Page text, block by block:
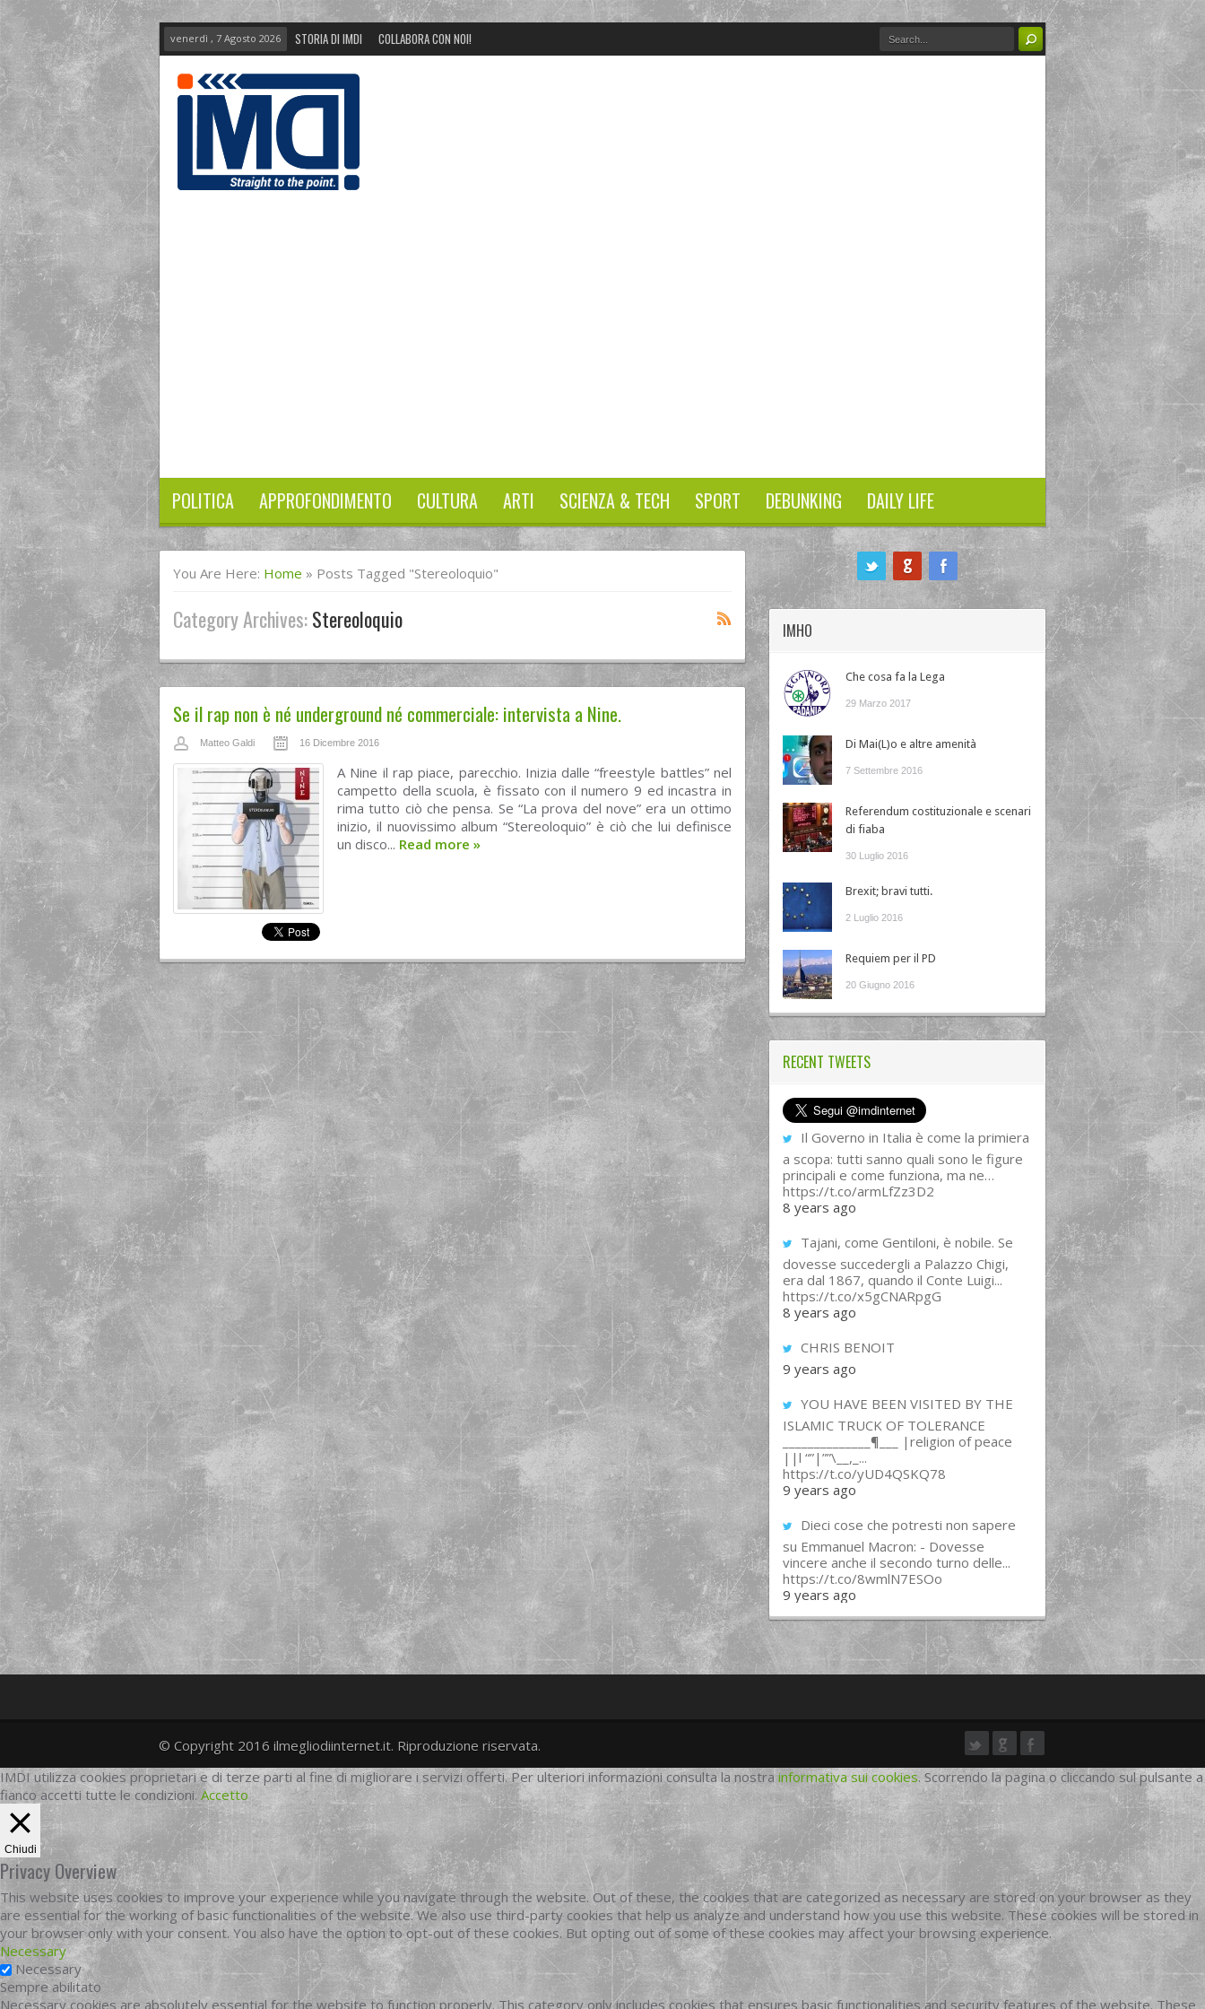
venerdì , 7 Agosto 2026 STORIA DI IMDI COLLABORA CON NOI!
POLITICA APPROFONDIMENTO CULTURA ARTI SCIENZA & TECH SPORT DEBUNKING DAILY LIFE
You Are Here: Home » Posts Tagged "stereoloquio"
Category Archives:Stereoloquio
Se il rap non è né underground né commerciale: intervista a Nine.
Matteo Galdi 16 Dicembre 2016
A Nine il rap piace, parecchio. Inizia dalle “freestyle battles” nel
campetto della scuola, è fissato con il numero 9 ed incastra in
rima tutto ciò che pensa. Se “La prova del nove” era un ottimo
inizio, il nuovissimo album “Stereoloquio” è ciò che lui definisce
un disco... Read more »
IMHO
Che cosa fa la Lega
29 Marzo 2017
Di Mai(L)o e altre amenità
7 Settembre 2016
Referendum costituzionale e scenari
di fiaba
30 Luglio 2016
Brexit; bravi tutti.
2 Luglio 2016
Requiem per il PD
20 Giugno 2016
RECENT TWEETS
Il Governo in Italia è come la primiera
a scopa: tutti sanno quali sono le figure
principali e come funziona, ma ne…
https://t.co/armLfZz3D2
8 years ago
Tajani, come Gentiloni, è nobile. Se
dovesse succedergli a Palazzo Chigi,
era dal 1867, quando il Conte Luigi...
https://t.co/x5gCNARpgG
8 years ago
CHRIS BENOIT
9 years ago
YOU HAVE BEEN VISITED BY THE
ISLAMIC TRUCK OF TOLERANCE
______________¶___ |religion of peace
||l “”|””\__,_...
https://t.co/yUD4QSKQ78
9 years ago
Dieci cose che potresti non sapere
su Emmanuel Macron: - Dovesse
vincere anche il secondo turno delle...
https://t.co/8wmlN7ESOo
9 years ago
twittergoogleplus
facebook
© Copyright 2016 ilmegliodiinternet.it. Riproduzione riservata.
IMDI utilizza cookies proprietari e di terze parti al fine di migliorare i servizi offerti. Per ulteriori informazioni consulta la nostra informativa sui cookies. Scorrendo la pagina o cliccando sul pulsante a
fianco accetti tutte le condizioni. Accetto
Chiudi
Privacy Overview
This website uses cookies to improve your experience while you navigate through the website. Out of these, the cookies that are categorized as necessary are stored on your browser as they
are essential for the working of basic functionalities of the website. We also use third-party cookies that help us analyze and understand how you use this website. These cookies will be stored in
your browser only with your consent. You also have the option to opt-out of these cookies. But opting out of some of these cookies may affect your browsing experience.
Necessary
Necessary
Sempre abilitato
Necessary cookies are absolutely essential for the website to function properly. This category only includes cookies that ensures basic functionalities and security features of the website. These